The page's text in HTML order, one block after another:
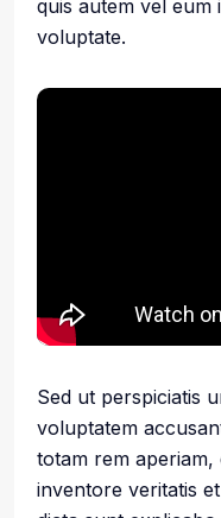
quis autem vel
voluptate.
Sed ut perspiciatis
voluptatem
totam rem aperiam,
inventore veritatis